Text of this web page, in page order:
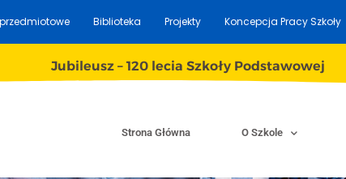
Biblioteka Projekty Koncepcja Pracy Szkoły
Jubileusz – 120 lecia Szkoły Podstawowej
Strona Główna O Szkole